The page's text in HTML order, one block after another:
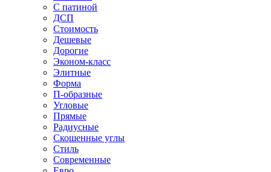
С патиной
ДСП
Стоимость
Дешевые
Дорогие
Эконом-класс
Элитные
Форма
П-образные
Угловые
Прямые
Радиусные
Скошенные углы
Стиль
Современные